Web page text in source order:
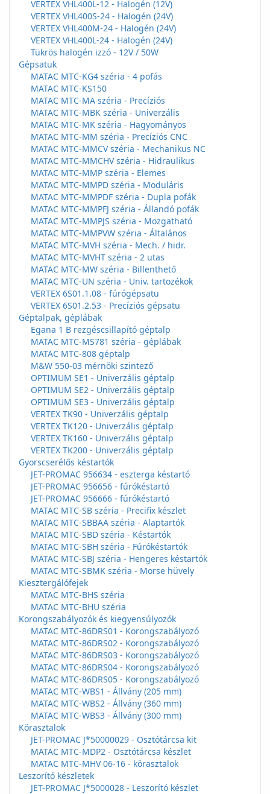
VERTEX VHL400L-12 - Halogén (12V)
VERTEX VHL400S-24 - Halogén (24V)
VERTEX VHL400M-24 - Halogén (24V)
VERTEX VHL400L-24 - Halogén (24V)
Tükrös halogén izzó - 12V / 50W
Gépsatuk
MATAC MTC-KG4 széria - 4 pofás
MATAC MTC-KS150
MATAC MTC-MA széria - Precíziós
MATAC MTC-MBK széria - Univerzális
MATAC MTC-MK széria - Hagyományos
MATAC MTC-MM széria - Precíziós CNC
MATAC MTC-MMCV széria - Mechanikus NC
MATAC MTC-MMCHV széria - Hidraulikus
MATAC MTC-MMP széria - Elemes
MATAC MTC-MMPD széria - Moduláris
MATAC MTC-MMPDF széria - Dupla pofák
MATAC MTC-MMPFJ széria - Állandó pofák
MATAC MTC-MMPJS széria - Mozgatható
MATAC MTC-MMPVW széria - Általános
MATAC MTC-MVH széria - Mech. / hidr.
MATAC MTC-MVHT széria - 2 utas
MATAC MTC-MW széria - Billenthető
MATAC MTC-UN széria - Univ. tartozékok
VERTEX 6S01.1.08 - fúrógépsatu
VERTEX 6S01.2.53 - Precíziós gépsatu
Géptalpak, géplábak
Egana 1 B rezgéscsillapító géptalp
MATAC MTC-MS781 széria - géplábak
MATAC MTC-808 géptalp
M&W 550-03 mérnöki szintező
OPTIMUM SE1 - Univerzális géptalp
OPTIMUM SE2 - Univerzális géptalp
OPTIMUM SE3 - Univerzális géptalp
VERTEX TK90 - Univerzális géptalp
VERTEX TK120 - Univerzális géptalp
VERTEX TK160 - Univerzális géptalp
VERTEX TK200 - Univerzális géptalp
Gyorscserélős késtartók
JET-PROMAC 956634 - eszterga késtartó
JET-PROMAC 956656 - fúrókéstartó
JET-PROMAC 956666 - fúrókéstartó
MATAC MTC-SB széria - Precifix készlet
MATAC MTC-SBBAA széria - Alaptartók
MATAC MTC-SBD széria - Késtartók
MATAC MTC-SBH széria - Fúrókéstartók
MATAC MTC-SBJ széria - Hengeres késtartók
MATAC MTC-SBMK széria - Morse hüvely
Kiesztergálófejek
MATAC MTC-BHS széria
MATAC MTC-BHU széria
Korongszabályozók és kiegyensúlyozók
MATAC MTC-86DRS01 - Korongszabályozó
MATAC MTC-86DRS02 - Korongszabályozó
MATAC MTC-86DRS03 - Korongszabályozó
MATAC MTC-86DRS04 - Korongszabályozó
MATAC MTC-86DRS05 - Korongszabályozó
MATAC MTC-WBS1 - Állvány (205 mm)
MATAC MTC-WBS2 - Állvány (360 mm)
MATAC MTC-WBS3 - Állvány (300 mm)
Körasztalok
JET-PROMAC J*50000029 - Osztótárcsa kit
MATAC MTC-MDP2 - Osztótárcsa készlet
MATAC MTC-MHV 06-16 - körasztalok
Leszorító készletek
JET-PROMAC J*5000028 - Leszorító készlet